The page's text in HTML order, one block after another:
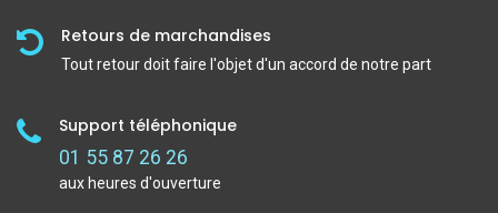
Retours de marchandises
Tout retour doit faire l'objet d'un accord de notre part
Support téléphonique
01 55 87 26 26
aux heures d'ouverture